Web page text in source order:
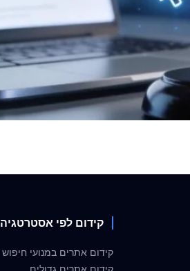
קידום לפי אסטרטגיה
קידום אתרים במנועי חיפוש